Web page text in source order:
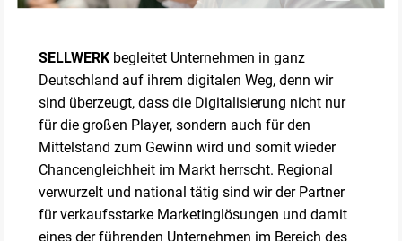
SELLWERK begleitet Unternehmen in ganz
Deutschland auf ihrem digitalen Weg, denn wir
sind überzeugt, dass die Digitalisierung nicht nur
für die großen Player, sondern auch für den
Mittelstand zum Gewinn wird und somit wieder
Chancengleichheit im Markt herrscht. Regional
verwurzelt und national tätig sind wir der Partner
für verkaufsstarke Marketinglösungen und damit
eines der führenden Unternehmen im Bereich des